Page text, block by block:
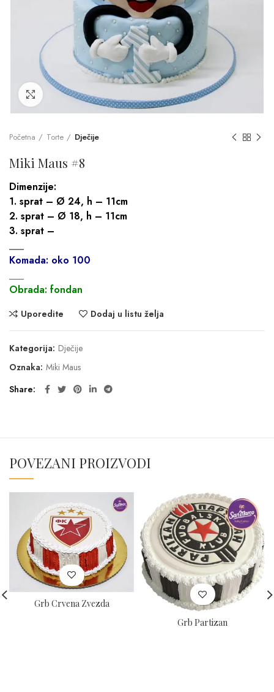
Click to enlarge
Početna Torte Dječije
Miki Maus #8
Dimenzije:
1. sprat – Ø 24, h – 11cm
2. sprat – Ø 18, h – 11cm
3. sprat –
___
Komada: oko 100
Obrada: fondan
Uporedite Dodaj u listu želja
Kategorija: Dječije
Oznaka: Miki Maus
Share
POVEZANI PROIZVODI
Grb Crvena Zvezda
Grb Partizan